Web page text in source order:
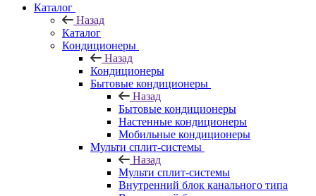
Каталог
Назад
Каталог
Кондиционеры
Назад
Кондиционеры
Бытовые кондиционеры
Назад
Бытовые кондиционеры
Настенные кондиционеры
Мобильные кондиционеры
Мульти сплит-системы
Назад
Мульти сплит-системы
Внутренний блок канального типа